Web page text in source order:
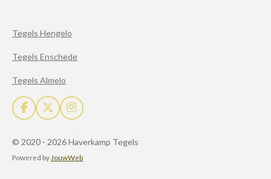
Tegels Hengelo
Tegels Enschede
Tegels Almelo
F
a
e
b
X
I
n
t
a
© 2020 - 2026 Haverkamp Tegels
Powered by JouwWeb